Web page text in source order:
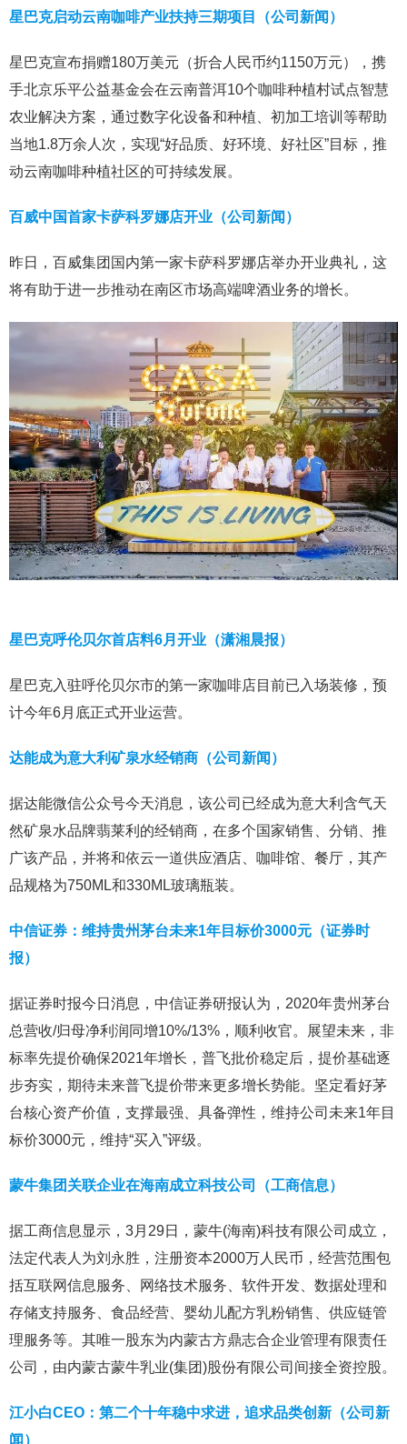
星巴克启动云南咖啡产业扶持三期项目（公司新闻）
星巴克宣布捐赠180万美元（折合人民币约1150万元），携
手北京乐平公益基金会在云南普洱10个咖啡种植村试点智慧
农业解决方案，通过数字化设备和种植、初加工培训等帮助
当地1.8万余人次，实现“好品质、好环境、好社区”目标，推
动云南咖啡种植社区的可持续发展。
百威中国首家卡萨科罗娜店开业（公司新闻）
昨日，百威集团国内第一家卡萨科罗娜店举办开业典礼，这
将有助于进一步推动在南区市场高端啤酒业务的增长。
星巴克呼伦贝尔首店料6月开业（潇湘晨报）
星巴克入驻呼伦贝尔市的第一家咖啡店目前已入场装修，预
计今年6月底正式开业运营。
达能成为意大利矿泉水经销商（公司新闻）
据达能微信公众号今天消息，该公司已经成为意大利含气天
然矿泉水品牌翡莱利的经销商，在多个国家销售、分销、推
广该产品，并将和依云一道供应酒店、咖啡馆、餐厅，其产
品规格为750ML和330ML玻璃瓶装。
中信证券：维持贵州茅台未来1年目标价3000元（证券时
报）
据证券时报今日消息，中信证券研报认为，2020年贵州茅台
总营收/归母净利润同增10%/13%，顺利收官。展望未来，非
标率先提价确保2021年增长，普飞批价稳定后，提价基础逐
步夯实，期待未来普飞提价带来更多增长势能。坚定看好茅
台核心资产价值，支撑最强、具备弹性，维持公司未来1年目
标价3000元，维持“买入”评级。
蒙牛集团关联企业在海南成立科技公司（工商信息）
据工商信息显示，3月29日，蒙牛(海南)科技有限公司成立，
法定代表人为刘永胜，注册资本2000万人民币，经营范围包
括互联网信息服务、网络技术服务、软件开发、数据处理和
存储支持服务、食品经营、婴幼儿配方乳粉销售、供应链管
理服务等。其唯一股东为内蒙古方鼎志合企业管理有限责任
公司，由内蒙古蒙牛乳业(集团)股份有限公司间接全资控股。
江小白CEO：第二个十年稳中求进，追求品类创新（公司新
闻）